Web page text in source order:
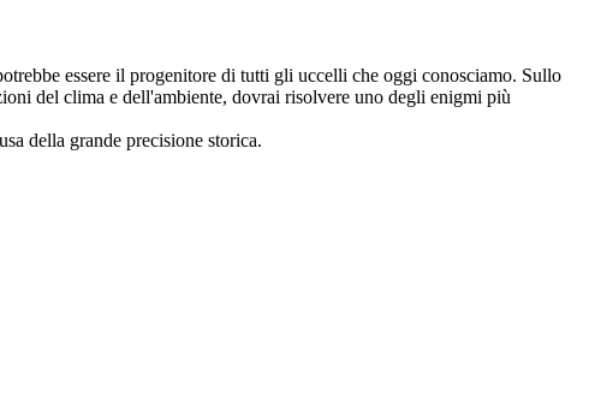
essere il progenitore di tutti gli uccelli che oggi conosciamo. Sullo
del clima e dell'ambiente, dovrai risolvere uno degli enigmi più
della grande precisione storica.